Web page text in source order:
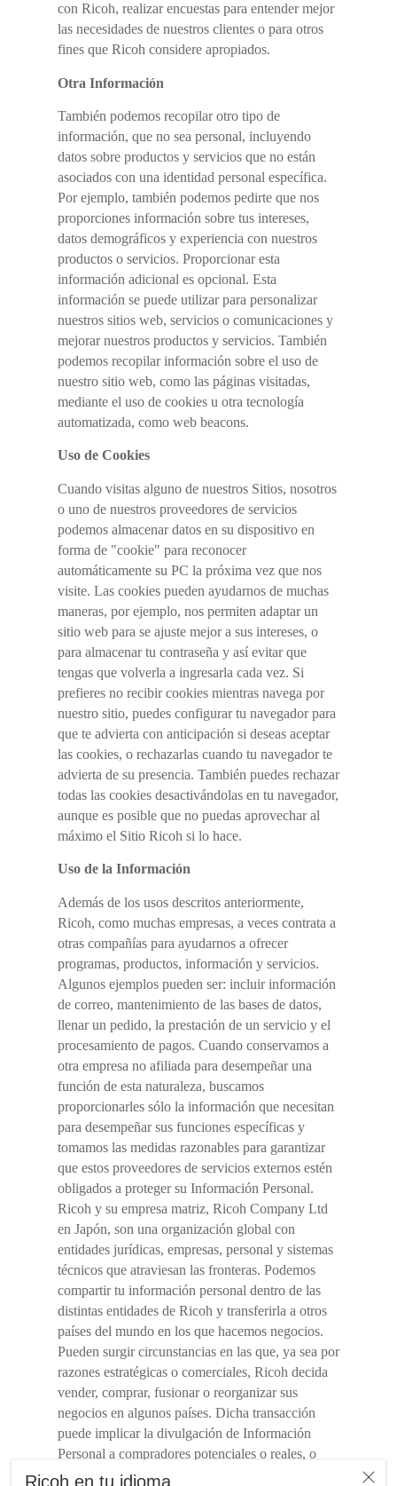
Ricoh en tu idioma
con Ricoh, realizar encuestas para entender mejor
las necesidades de nuestros clientes o para otros
fines que Ricoh considere apropiados.
Otra Información
También podemos recopilar otro tipo de
información, que no sea personal, incluyendo
datos sobre productos y servicios que no están
asociados con una identidad personal específica.
Por ejemplo, también podemos pedirte que nos
proporciones información sobre tus intereses,
datos demográficos y experiencia con nuestros
productos o servicios. Proporcionar esta
información adicional es opcional. Esta
información se puede utilizar para personalizar
nuestros sitios web, servicios o comunicaciones y
mejorar nuestros productos y servicios. También
podemos recopilar información sobre el uso de
nuestro sitio web, como las páginas visitadas,
mediante el uso de cookies u otra tecnología
automatizada, como web beacons.
Uso de Cookies
Cuando visitas alguno de nuestros Sitios, nosotros
o uno de nuestros proveedores de servicios
podemos almacenar datos en su dispositivo en
forma de "cookie" para reconocer
automáticamente su PC la próxima vez que nos
visite. Las cookies pueden ayudarnos de muchas
maneras, por ejemplo, nos permiten adaptar un
sitio web para se ajuste mejor a sus intereses, o
para almacenar tu contraseña y así evitar que
tengas que volverla a ingresarla cada vez. Si
prefieres no recibir cookies mientras navega por
nuestro sitio, puedes configurar tu navegador para
que te advierta con anticipación si deseas aceptar
las cookies, o rechazarlas cuando tu navegador te
advierta de su presencia. También puedes rechazar
todas las cookies desactivándolas en tu navegador,
aunque es posible que no puedas aprovechar al
máximo el Sitio Ricoh si lo hace.
Uso de la Información
Además de los usos descritos anteriormente,
Ricoh, como muchas empresas, a veces contrata a
otras compañías para ayudarnos a ofrecer
programas, productos, información y servicios.
Algunos ejemplos pueden ser: incluir información
de correo, mantenimiento de las bases de datos,
llenar un pedido, la prestación de un servicio y el
procesamiento de pagos. Cuando conservamos a
otra empresa no afiliada para desempeñar una
función de esta naturaleza, buscamos
proporcionarles sólo la información que necesitan
para desempeñar sus funciones específicas y
tomamos las medidas razonables para garantizar
que estos proveedores de servicios externos estén
obligados a proteger su Información Personal.
Ricoh y su empresa matriz, Ricoh Company Ltd
en Japón, son una organización global con
entidades jurídicas, empresas, personal y sistemas
técnicos que atraviesan las fronteras. Podemos
compartir tu información personal dentro de las
distintas entidades de Ricoh y transferirla a otros
países del mundo en los que hacemos negocios.
Pueden surgir circunstancias en las que, ya sea por
razones estratégicas o comerciales, Ricoh decida
vender, comprar, fusionar o reorganizar sus
negocios en algunos países. Dicha transacción
puede implicar la divulgación de Información
Personal a compradores potenciales o reales, o
recibirla de vendedores. Ricoh tiene como práctica